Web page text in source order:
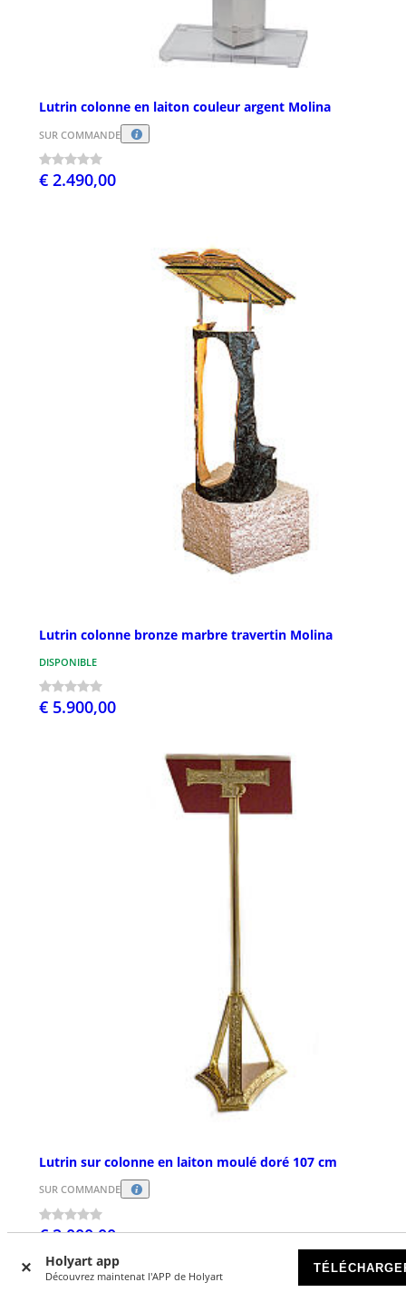
Holyart app
Découvrez maintenat l'APP de Holyart
Lutrin colonne en laiton couleur argent Molina
SUR COMMANDE
€ 2.490,00
Lutrin colonne bronze marbre travertin Molina
DISPONIBLE
€ 5.900,00
Lutrin sur colonne en laiton moulé doré 107 cm
SUR COMMANDE
€ 2.000,00